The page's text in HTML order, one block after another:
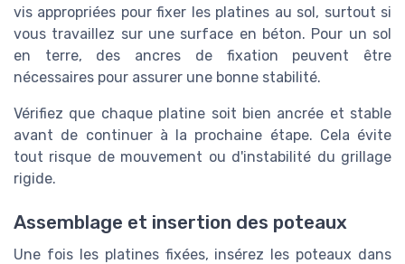
vis appropriées pour fixer les platines au sol, surtout si
vous travaillez sur une surface en béton. Pour un sol
en terre, des ancres de fixation peuvent être
nécessaires pour assurer une bonne stabilité.
Vérifiez que chaque platine soit bien ancrée et stable
avant de continuer à la prochaine étape. Cela évite
tout risque de mouvement ou d'instabilité du grillage
rigide.
Assemblage et insertion des poteaux
Une fois les platines fixées, insérez les poteaux dans